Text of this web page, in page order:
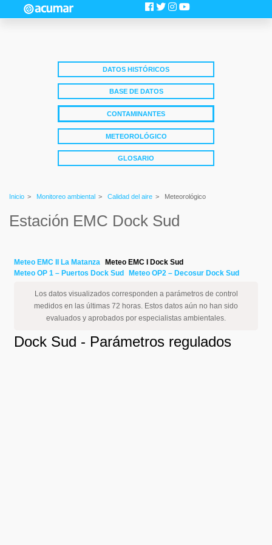
DATOS HISTÓRICOS
BASE DE DATOS
CONTAMINANTES
METEOROLÓGICO
GLOSARIO
Inicio > Monitoreo ambiental > Calidad del aire > Meteorológico
Estación EMC Dock Sud
Meteo EMC II La Matanza
Meteo EMC I Dock Sud
Meteo OP 1 – Puertos Dock Sud
Meteo OP2 – Decosur Dock Sud
Los datos visualizados corresponden a parámetros de control
medidos en las últimas 72 horas. Estos datos aún no han sido
evaluados y aprobados por especialistas ambientales.
Dock Sud - Parámetros regulados